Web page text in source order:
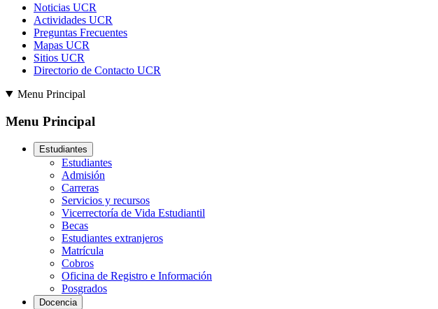
Noticias UCR
Actividades UCR
Preguntas Frecuentes
Mapas UCR
Sitios UCR
Directorio de Contacto UCR
Menu Principal
Menu Principal
Estudiantes
Estudiantes
Admisión
Carreras
Servicios y recursos
Vicerrectoría de Vida Estudiantil
Becas
Estudiantes extranjeros
Matrícula
Cobros
Oficina de Registro e Información
Posgrados
Docencia